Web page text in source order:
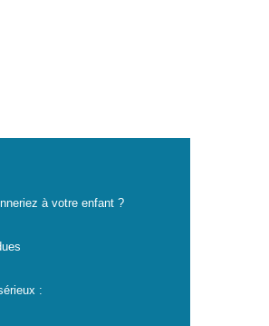
à votre enfant ?
: